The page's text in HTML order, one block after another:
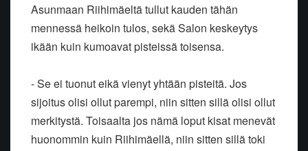
Asunmaan Riihimäeltä tullut kauden tähän
mennessä heikoin tulos, sekä Salon keskeytys
ikään kuin kumoavat pisteissä toisensa.
- Se ei tuonut eikä vienyt yhtään pisteitä. Jos
sijoitus olisi ollut parempi, niin sitten sillä olisi ollut
merkitystä. Toisaalta jos nämä loput kisat menevät
huonommin kuin Riihimäellä, niin sitten sillä toki